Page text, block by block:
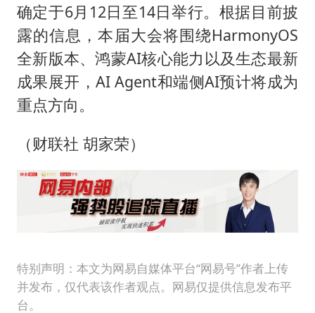
确定于6月12日至14日举行。根据目前披
露的信息，本届大会将围绕HarmonyOS
全新版本、鸿蒙AI核心能力以及生态最新
成果展开，AI Agent和端侧AI预计将成为
重点方向。
（财联社 胡家荣）
特别声明：本文为网易自媒体平台“网易号”作者上传
并发布，仅代表该作者观点。网易仅提供信息发布平
台。